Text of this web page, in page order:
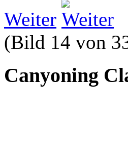
Weiter
(Bild 14 von
Canyoning